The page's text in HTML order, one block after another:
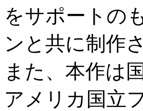
をサポートの
ンと共に制作
また、本作は
アメリカ国立